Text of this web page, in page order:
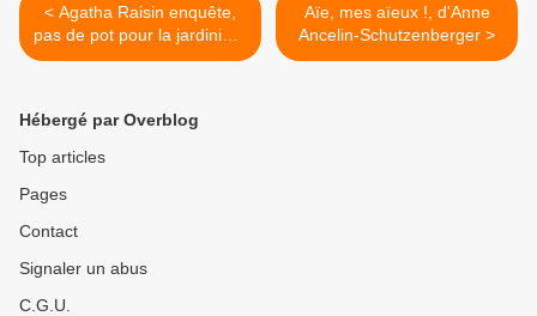
< Agatha Raisin enquête,
pas de pot pour la jardinière
- de MC Beaton
Aïe, mes aïeux !, d'Anne
Ancelin-Schutzenberger >
Hébergé par Overblog
Top articles
Pages
Contact
Signaler un abus
C.G.U.